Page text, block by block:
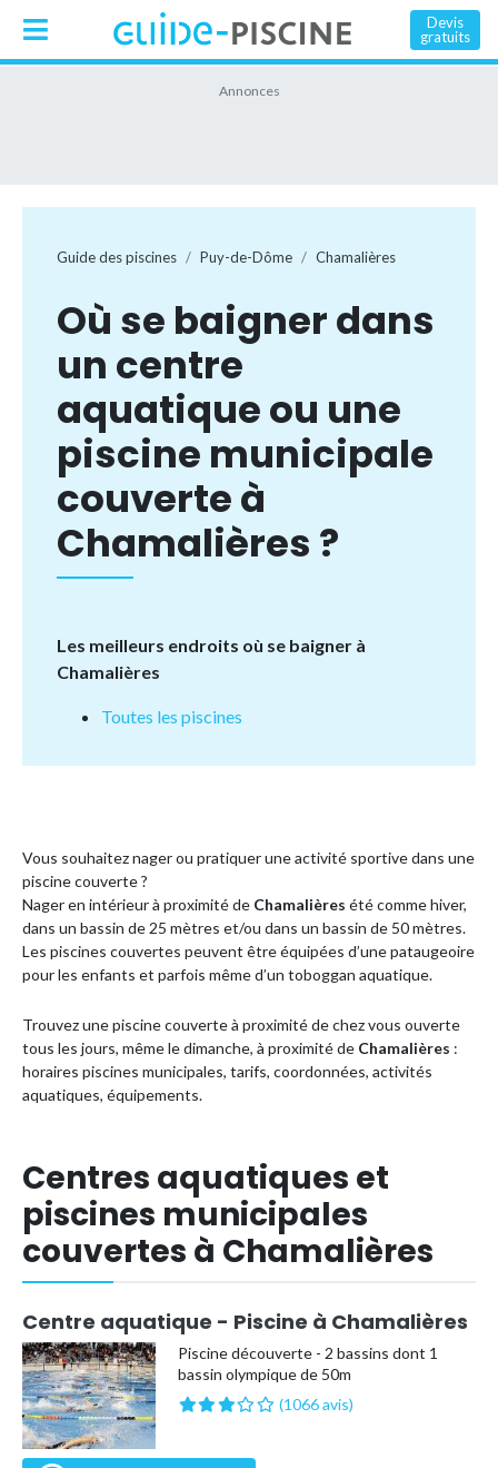
Devis
gratuits
Guide des piscines Puy-de-Dôme Chamalières
Où se baigner dans
un centre
aquatique ou une
piscine municipale
couverte à
Chamalières ?
Les meilleurs endroits où se baigner à
Chamalières
Toutes les piscines
Vous souhaitez nager ou pratiquer une activité sportive dans une
piscine couverte ?
Nager en intérieur à proximité de Chamalières été comme hiver,
dans un bassin de 25 mètres et/ou dans un bassin de 50 mètres.
Les piscines couvertes peuvent être équipées d’une pataugeoire
pour les enfants et parfois même d’un toboggan aquatique.
Trouvez une piscine couverte à proximité de chez vous ouverte
tous les jours, même le dimanche, à proximité de Chamalières :
horaires piscines municipales, tarifs, coordonnées, activités
aquatiques, équipements.
Centres aquatiques et
piscines municipales
couvertes à Chamalières
Centre aquatique - Piscine à Chamalières
Piscine découverte - 2 bassins dont 1
bassin olympique de 50m
(1066 avis)